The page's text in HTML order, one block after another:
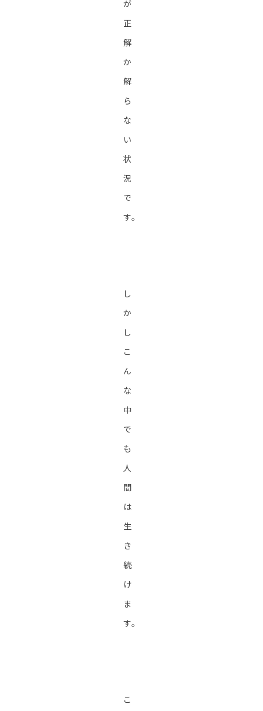
が
正
解
か
解
ら
な
い
状
況
で
す。
し
か
し
こ
ん
な
中
で
も
人
間
は
生
き
続
け
ま
す。
こ